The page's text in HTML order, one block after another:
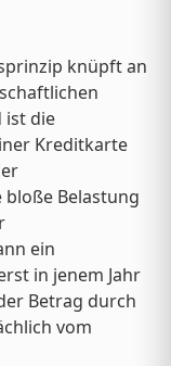
knüpft an
ist die
Kreditkarte
Belastung
ein
in jenem Jahr
Betrag durch
vom